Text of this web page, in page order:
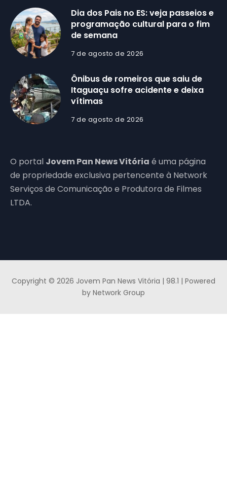
Dia dos Pais no ES: veja passeios e
programação cultural para o fim
de semana
7 de agosto de 2026
Ônibus de romeiros que saiu de
Itaguaçu sofre acidente e deixa
vítimas
7 de agosto de 2026
O portal Jovem Pan News Vitória é uma página
de propriedade exclusiva pertencente à Network
Serviços de Comunicação e Produtora de Filmes
LTDA.
Copyright © 2026 Jovem Pan News Vitória | 98.1 | Powered
by Network Group